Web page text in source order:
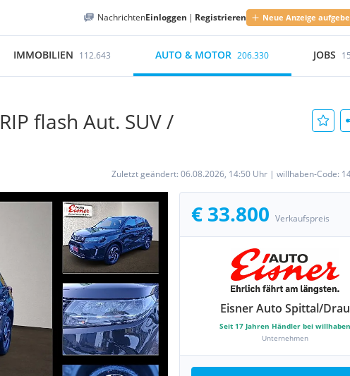
NachrichtenEinloggen | Registrieren Neue Anzeige
IMMOBILIEN 112.643 AUTO & MOTOR 206.330 JOBS
flash Aut. SUV /
Zuletzt geändert: 06.08.2026, 14:50 Uhr | willhaben-Code:
€ 33.800 Verkaufspreis
Eisner Auto Spittal/Drau
Seit 17 Jahren Händler bei willhaben
Unternehmen